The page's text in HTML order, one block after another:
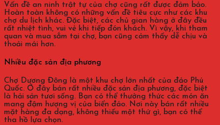
Vấn đề an ninh trật tự của chợ cũng rất được đảm bảo.
Hoàn toàn không có những vấn đề tiêu cực như các khu
chợ du lịch khác. Đặc biệt, các chủ gian hàng ở đây đều
rất nhiệt tình, vui vẻ khi tiếp đón khách. Vì vậy, khi tham
quan và mua sắm tại chợ, bạn cũng cảm thấy dễ chịu và
thoải mái hơn.
Nhiều đặc sản địa phương
Chợ Dương Đông là một khu chợ lớn nhất của đảo Phú
Quốc. Ở đây bán rất nhiều đặc sản địa phương, đặc biệt
là hải sản tươi sống. Bạn có thể thưởng thức các món ăn
mang đậm hượng vị của biển đảo. Nơi này bán rất nhiều
mặt hàng đa dạng, không thiếu một thứ gì, bạn có thể
tha hồ lựa chọn.